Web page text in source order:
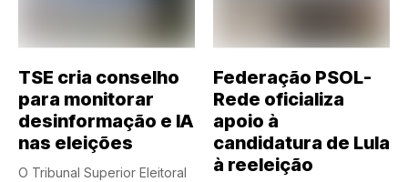
TSE cria conselho
para monitorar
desinformação e IA
nas eleições
O Tribunal Superior Eleitoral
Federação PSOL-
Rede oficializa
apoio à
candidatura de Lula
à reeleição